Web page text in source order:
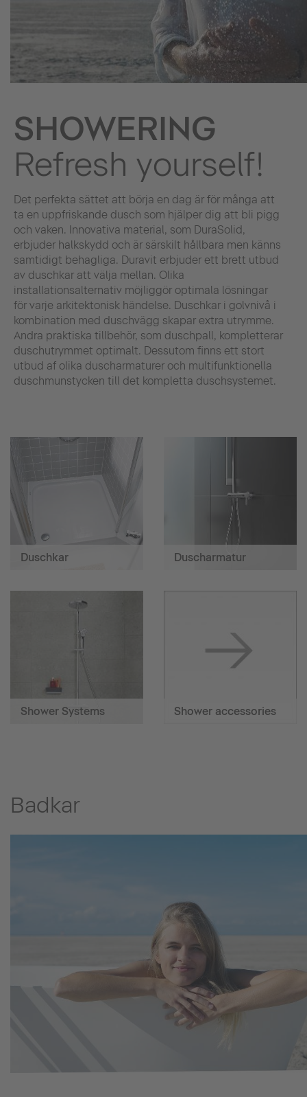
SHOWERING
Refresh yourself!
Det perfekta sättet att börja en dag är för många att
ta en uppfriskande dusch som hjälper dig att bli pigg
och vaken. Innovativa material, som DuraSolid,
erbjuder halkskydd och är särskilt hållbara men känns
samtidigt behagliga. Duravit erbjuder ett brett utbud
av duschkar att välja mellan. Olika
installationsalternativ möjliggör optimala lösningar
för varje arkitektonisk händelse. Duschkar i golvnivå i
kombination med duschvägg skapar extra utrymme.
Andra praktiska tillbehör, som duschpall, kompletterar
duschutrymmet optimalt. Dessutom finns ett stort
utbud af olika duscharmaturer och multifunktionella
duschmunstycken till det kompletta duschsystemet.
Duschkar Duscharmatur
Shower Systems Shower accessories
Badkar